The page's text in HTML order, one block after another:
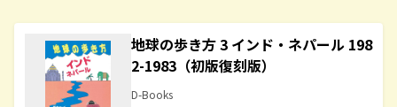
地球の歩き方 3 インド・ネパール 198
2-1983（初版復刻版）
D-Books